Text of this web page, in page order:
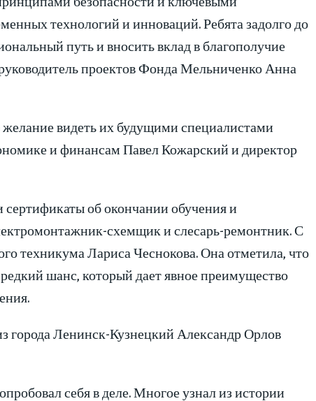
технологий и инноваций. Ребята задолго до
путь и вносить вклад в благополучие
проектов Фонда Мельниченко Анна
видеть их будущими специалистами
и финансам Павел Кожарский и директор
об окончании обучения и
схемщик и слесарь-ремонтник. С
техникума Лариса Чеснокова. Она отметила, что
шанс, который дает явное преимущество
Ленинск-Кузнецкий Александр Орлов
себя в деле. Многое узнал из истории